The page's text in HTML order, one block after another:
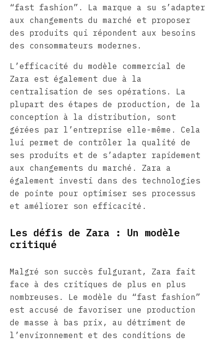
“fast fashion”. La marque a su s’adapter
aux changements du marché et proposer
des produits qui répondent aux besoins
des consommateurs modernes.
L’efficacité du modèle commercial de
Zara est également due à la
centralisation de ses opérations. La
plupart des étapes de production, de la
conception à la distribution, sont
gérées par l’entreprise elle-même. Cela
lui permet de contrôler la qualité de
ses produits et de s’adapter rapidement
aux changements du marché. Zara a
également investi dans des technologies
de pointe pour optimiser ses processus
et améliorer son efficacité.
Les défis de Zara : Un modèle
critiqué
Malgré son succès fulgurant, Zara fait
face à des critiques de plus en plus
nombreuses. Le modèle du “fast fashion”
est accusé de favoriser une production
de masse à bas prix, au détriment de
l’environnement et des conditions de